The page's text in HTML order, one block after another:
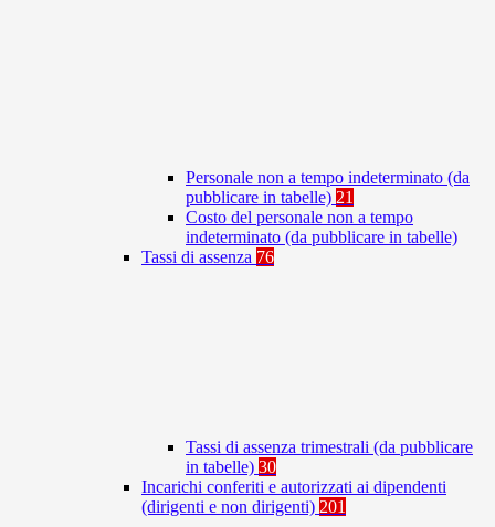
Personale non a tempo indeterminato (da
pubblicare in tabelle) 21
Costo del personale non a tempo
indeterminato (da pubblicare in tabelle)
Tassi di assenza 76
Tassi di assenza trimestrali (da pubblicare
in tabelle) 30
Incarichi conferiti e autorizzati ai dipendenti
(dirigenti e non dirigenti) 201